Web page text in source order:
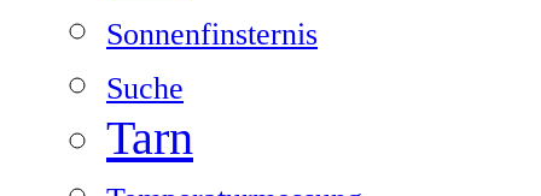
Sonnenfinsternis
Suche
Tarn